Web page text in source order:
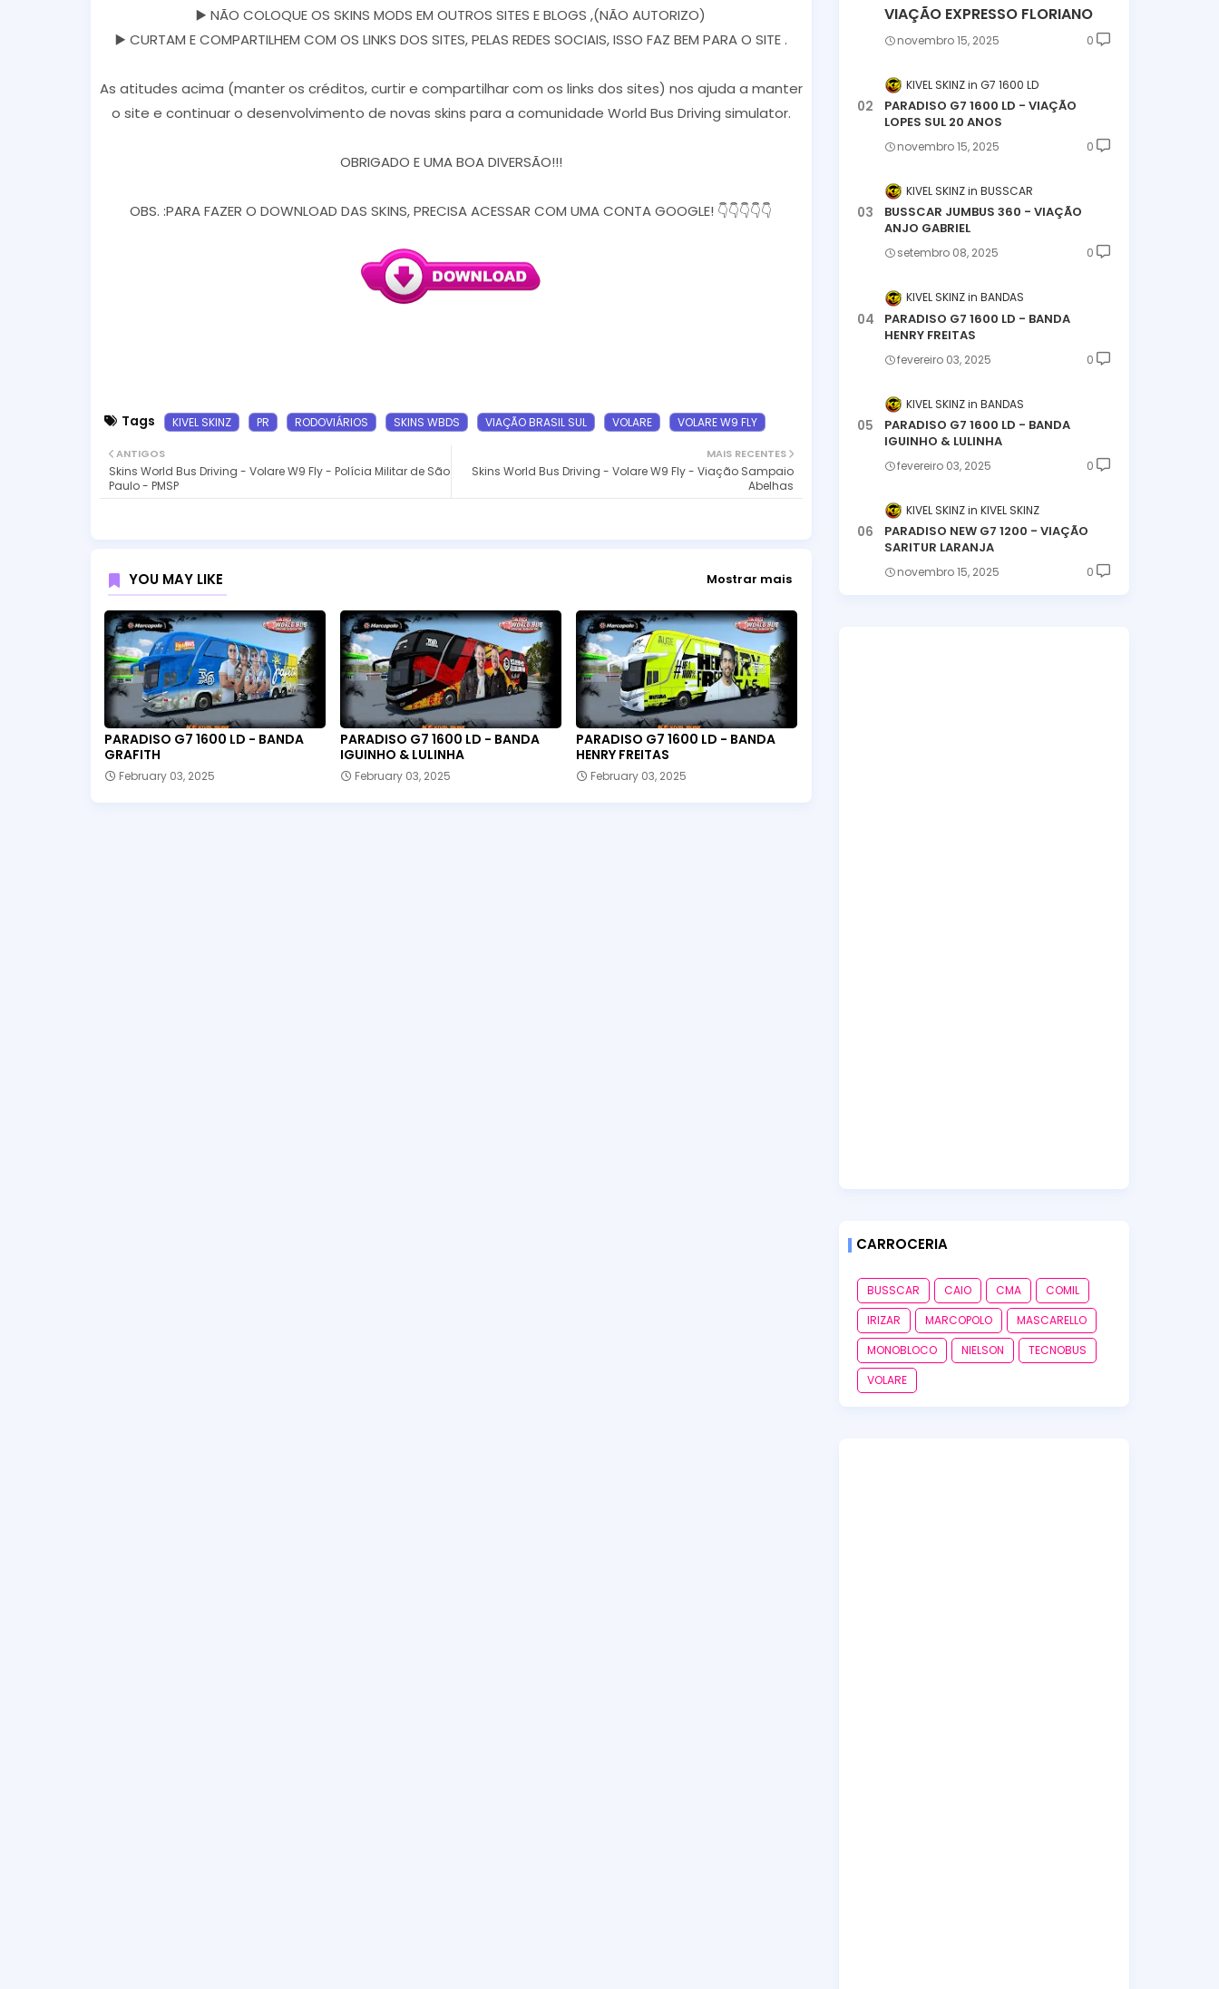
▶️ NÃO COLOQUE OS SKINS MODS EM OUTROS SITES E BLOGS ,(NÃO AUTORIZO)
▶️ CURTAM E COMPARTILHEM COM OS LINKS DOS SITES, PELAS REDES SOCIAIS, ISSO FAZ BEM PARA O SITE .
As atitudes acima (manter os créditos, curtir e compartilhar com os links dos sites) nos ajuda a manter
o site e continuar o desenvolvimento de novas skins para a comunidade World Bus Driving simulator.
OBRIGADO E UMA BOA DIVERSÃO!!!
OBS. :PARA FAZER O DOWNLOAD DAS SKINS, PRECISA ACESSAR COM UMA CONTA GOOGLE! 👇👇👇👇👇
Tags KIVEL SKINZ PR RODOVIÁRIOS SKINS WBDS VIAÇÃO BRASIL SUL VOLARE VOLARE W9 FLY
MAIS RECENTES
Skins World Bus Driving - Volare W9 Fly - Viação Sampaio
Abelhas
ANTIGOS
Skins World Bus Driving - Volare W9 Fly - Polícia Militar de São
Paulo - PMSP
YOU MAY LIKE Mostrar mais
PARADISO G7 1600 LD - BANDA
GRAFITH
February 03, 2025
PARADISO G7 1600 LD - BANDA
IGUINHO & LULINHA
February 03, 2025
PARADISO G7 1600 LD - BANDA
HENRY FREITAS
February 03, 2025
VIAÇÃO EXPRESSO FLORIANO
novembro 15, 2025 0
KIVEL SKINZ G7 1600 LD
PARADISO G7 1600 LD - VIAÇÃO
LOPES SUL 20 ANOS
novembro 15, 2025 0
KIVEL SKINZ BUSSCAR
BUSSCAR JUMBUS 360 - VIAÇÃO
ANJO GABRIEL
setembro 08, 2025 0
KIVEL SKINZ BANDAS
PARADISO G7 1600 LD - BANDA
HENRY FREITAS
fevereiro 03, 2025 0
KIVEL SKINZ BANDAS
PARADISO G7 1600 LD - BANDA
IGUINHO & LULINHA
fevereiro 03, 2025 0
KIVEL SKINZ KIVEL SKINZ
PARADISO NEW G7 1200 - VIAÇÃO
SARITUR LARANJA
novembro 15, 2025 0
CARROCERIA
BUSSCAR CAIO CMA
COMIL
IRIZAR
MARCOPOLO
MASCARELLO
MONOBLOCO
NIELSON
TECNOBUS
VOLARE